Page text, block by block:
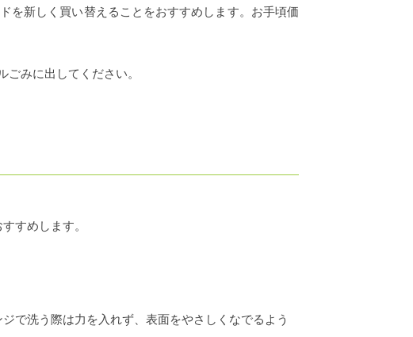
を新しく買い替えることをおすすめします。お手頃価
みに出してください。
すめします。
で洗う際は力を入れず、表面をやさしくなでるよう